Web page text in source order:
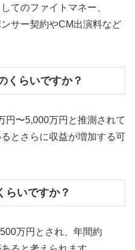
てのファイトマネー、
サー契約やCM出演料など
くらいですか？
円〜5,000万円と推測されて
とさらに収益が増加する可
らいですか？
万円とされ、年間約